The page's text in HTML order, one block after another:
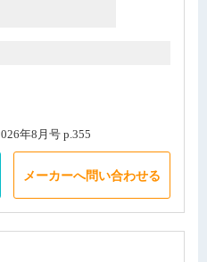
年8月号 p.355
メーカーへ問い合わせる